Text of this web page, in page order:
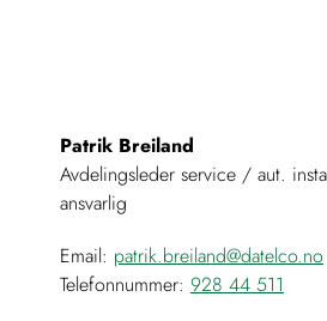
Patrik Breiland
Avdelingsleder service / aut.
ansvarlig
Email: patrik.breiland@datelco.no
Telefonnummer: 928 44 511